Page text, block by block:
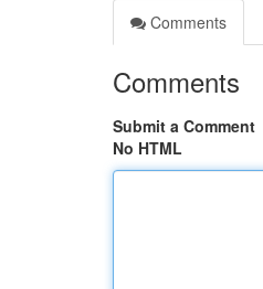
Comments
Comments
Submit a Comment
No HTML